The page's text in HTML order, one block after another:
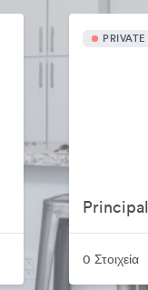
PRIVATE
Principal
0 Στοιχεία